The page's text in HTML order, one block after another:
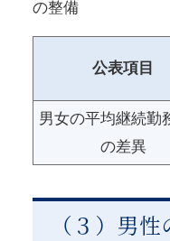
の整備
公表項目
男女の平均継続勤
の差異
（３）男